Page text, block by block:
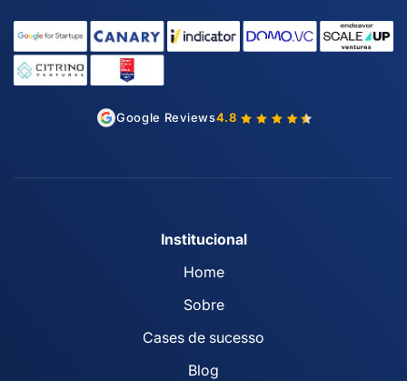
Google Reviews4.8
Institucional
Home
Sobre
Cases de sucesso
Blog